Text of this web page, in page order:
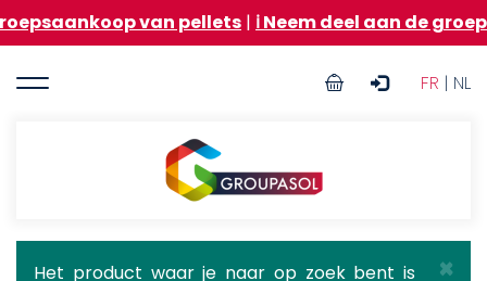
en
de
van pellets|ℹ️ Neem deel aan de
FR | NL
User
Groupasol
×
Het product waar je naar op zoek bent is